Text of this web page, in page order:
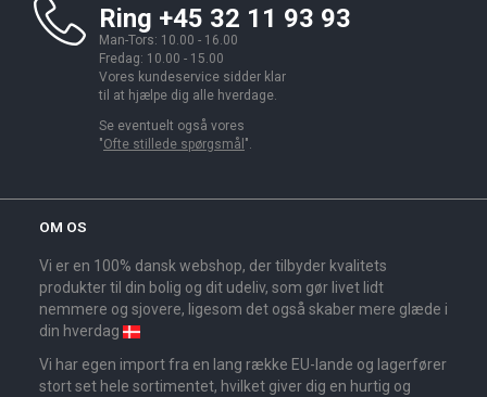
Ring +45 32 11 93 93
Man-Tors: 10.00 - 16.00
Fredag: 10.00 - 15.00
Vores kundeservice sidder klar
til at hjælpe dig alle hverdage.
Se eventuelt også vores
"Ofte stillede spørgsmål ".
OM OS
Vi er en 100% dansk webshop, der tilbyder kvalitets
produkter til din bolig og dit udeliv, som gør livet lidt
nemmere og sjovere, ligesom det også skaber mere glæde i
din hverdag
Vi har egen import fra en lang række EU-lande og lagerfører
stort set hele sortimentet, hvilket giver dig en hurtig og